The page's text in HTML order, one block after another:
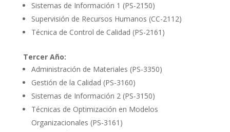
Sistemas de Información 1 (PS-2150)
Supervisión de Recursos Humanos (CC-2112)
Técnica de Control de Calidad (PS-2161)
Tercer Año:
Administración de Materiales (PS-3350)
Gestión de la Calidad (PS-3160)
Sistemas de Información 2 (PS-3150)
Técnicas de Optimización en Modelos
Organizacionales (PS-3161)